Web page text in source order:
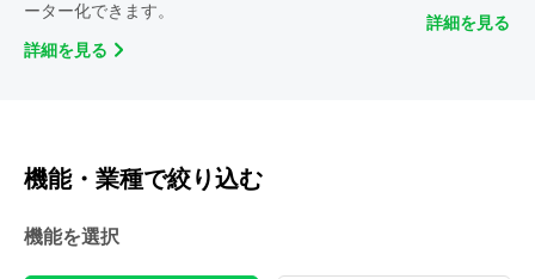
ーター化できます。
詳細を見る
詳細を見る
機能・業種で絞り込む
機能を選択